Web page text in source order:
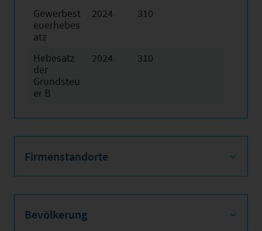
Gewerbest
euerhebes
atz
2024 310
Hebesatz
der
Grundsteu
er B
2024 310
Firmenstandorte
Bevölkerung